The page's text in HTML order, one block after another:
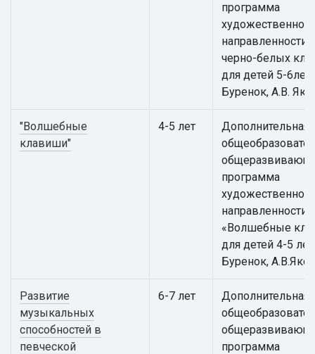
программа
художественной
направленности
черно-белых
для детей 5-6лет
Буренок, А.В.
"Волшебные
клавиши"
4-5 лет
Дополнительная
программа
художественной
направленности
«Волшебные
для детей 4-5
Буренок,
Развитие
музыкальных
способностей в
певческой
6-7 лет
Дополнительная
программа